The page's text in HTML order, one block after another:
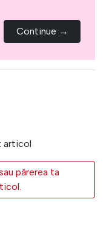
Continue →
articol
părerea ta